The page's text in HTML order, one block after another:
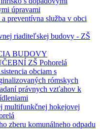
úpravami
preventívna služba v obci
riaditeľskej budovy - ZŠ
BUDOVY
ZŠ Pohorelá
obciam s
rómskych
právnych vzťahov k
multifunkčnej hokejovej
zberu komunálneho odpadu